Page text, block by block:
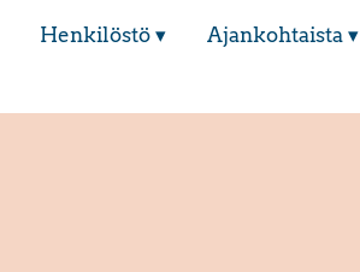
Henkilöstö ▾ Ajankohtaista ▾